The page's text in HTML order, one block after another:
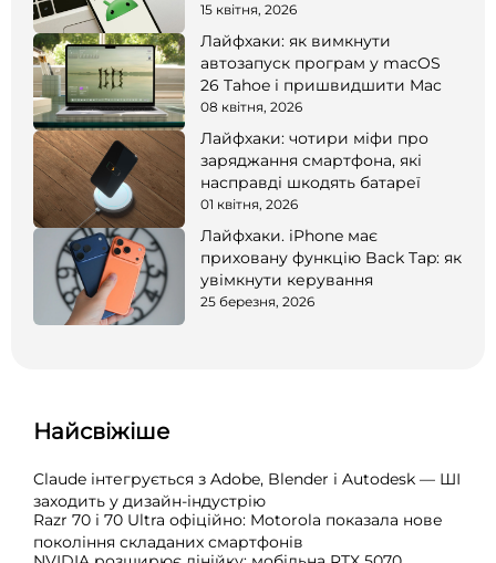
15 квітня, 2026
Лайфхаки: як вимкнути
автозапуск програм у macOS
26 Tahoe і пришвидшити Mac
08 квітня, 2026
Лайфхаки: чотири міфи про
заряджання смартфона, які
насправді шкодять батареї
01 квітня, 2026
Лайфхаки. iPhone має
приховану функцію Back Tap: як
увімкнути керування
25 березня, 2026
Найсвіжіше
Claude інтегрується з Adobe, Blender і Autodesk — ШІ
заходить у дизайн-індустрію
Razr 70 і 70 Ultra офіційно: Motorola показала нове
покоління складаних смартфонів